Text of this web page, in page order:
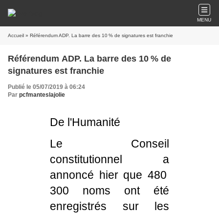
MENU
Accueil » Référendum ADP. La barre des 10 % de signatures est franchie
Référendum ADP. La barre des 10 % de
signatures est franchie
Publié le 05/07/2019 à 06:24
Par pcfmanteslajolie
De l'Humanité
Le Conseil
constitutionnel a
annoncé hier que 480
300 noms ont été
enregistrés sur les